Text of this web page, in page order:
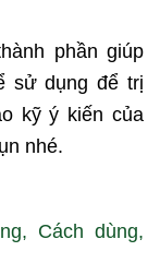
phần giúp
sử dụng để trị
kỹ ý kiến của
nhé.
Cách dùng,